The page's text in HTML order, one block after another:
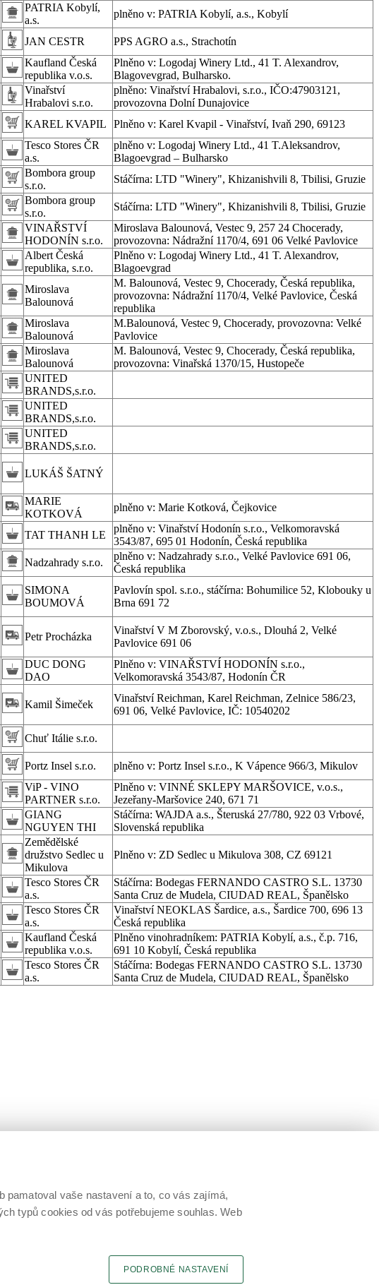
PATRIA Kobylí,
a.s.
plněno v: PATRIA Kobylí, a.s., Kobylí
JAN CESTR PPS AGRO a.s., Strachotín
Kaufland Česká
republika v.o.s.
Plněno v: Logodaj Winery Ltd., 41 T. Alexandrov,
Blagovevgrad, Bulharsko.
Vinařství
Hrabalovi s.r.o.
plněno: Vinařství Hrabalovi, s.r.o., IČO:47903121,
provozovna Dolní Dunajovice
KAREL KVAPIL
Plněno v: Karel Kvapil - Vinařství, Ivaň 290, 69123
Tesco Stores ČR
a.s.
plněno v: Logodaj Winery Ltd., 41 T.Aleksandrov,
Blagoevgrad – Bulharsko
Bombora group
s.r.o.
Stáčírna: LTD "Winery", Khizanishvili 8, Tbilisi, Gruzie
Bombora group
s.r.o.
Stáčírna: LTD "Winery", Khizanishvili 8, Tbilisi, Gruzie
VINAŘSTVÍ
HODONÍN s.r.o.
Miroslava Balounová, Vestec 9, 257 24 Chocerady,
provozovna: Nádražní 1170/4, 691 06 Velké Pavlovice
Albert Česká
republika, s.r.o.
Plněno v: Logodaj Winery Ltd., 41 T. Alexandrov,
Blagoevgrad
Miroslava
Balounová
M. Balounová, Vestec 9, Chocerady, Česká republika,
provozovna: Nádražní 1170/4, Velké Pavlovice, Česká
republika
Miroslava
Balounová
M.Balounová, Vestec 9, Chocerady, provozovna: Velké
Pavlovice
Miroslava
Balounová
M. Balounová, Vestec 9, Chocerady, Česká republika,
provozovna: Vinařská 1370/15, Hustopeče
UNITED
BRANDS,s.r.o.
UNITED
BRANDS,s.r.o.
UNITED
BRANDS,s.r.o.
LUKÁŠ ŠATNÝ
MARIE
KOTKOVÁ
plněno v: Marie Kotková, Čejkovice
TAT THANH LE
plněno v: Vinařství Hodonín s.r.o., Velkomoravská
3543/87, 695 01 Hodonín, Česká republika
Nadzahrady s.r.o.
plněno v: Nadzahrady s.r.o., Velké Pavlovice 691 06,
Česká republika
SIMONA
BOUMOVÁ
Pavlovín spol. s.r.o., stáčírna: Bohumilice 52, Klobouky u
Brna 691 72
Petr Procházka
Vinařství V M Zborovský, v.o.s., Dlouhá 2, Velké
Pavlovice 691 06
DUC DONG
DAO
Plněno v: VINAŘSTVÍ HODONÍN s.r.o.,
Velkomoravská 3543/87, Hodonín ČR
Kamil Šimeček
Vinařství Reichman, Karel Reichman, Zelnice 586/23,
691 06, Velké Pavlovice, IČ: 10540202
Chuť Itálie s.r.o.
Portz Insel s.r.o.
plněno v: Portz Insel s.r.o., K Vápence 966/3, Mikulov
ViP - VINO
PARTNER s.r.o.
Plněno v: VINNÉ SKLEPY MARŠOVICE, v.o.s.,
Jezeřany-Maršovice 240, 671 71
GIANG
NGUYEN THI
Stáčírna: WAJDA a.s., Šteruská 27/780, 922 03 Vrbové,
Slovenská republika
Zemědělské
družstvo Sedlec u
Mikulova
Plněno v: ZD Sedlec u Mikulova 308, CZ 69121
Tesco Stores ČR
a.s.
Stáčírna: Bodegas FERNANDO CASTRO S.L. 13730
Santa Cruz de Mudela, CIUDAD REAL, Španělsko
Tesco Stores ČR
a.s.
Vinařství NEOKLAS Šardice, a.s., Šardice 700, 696 13
Česká republika
Kaufland Česká
republika v.o.s.
Plněno vinohradníkem: PATRIA Kobylí, a.s., č.p. 716,
691 10 Kobylí, Česká republika
Tesco Stores ČR
a.s.
Stáčírna: Bodegas FERNANDO CASTRO S.L. 13730
Santa Cruz de Mudela, CIUDAD REAL, Španělsko
pamatoval vaše nastavení a to, co vás zajímá,
typů cookies od vás potřebujeme souhlas. Web
PODROBNÉ NASTAVENÍ